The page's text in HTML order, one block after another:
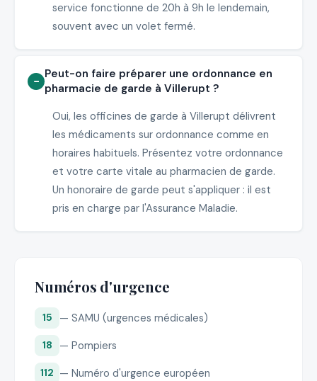
service fonctionne de 20h à 9h le lendemain,
souvent avec un volet fermé.
Peut-on faire préparer une ordonnance en
pharmacie de garde à Villerupt ?
Oui, les officines de garde à Villerupt délivrent
les médicaments sur ordonnance comme en
horaires habituels. Présentez votre ordonnance
et votre carte vitale au pharmacien de garde.
Un honoraire de garde peut s'appliquer : il est
pris en charge par l'Assurance Maladie.
Numéros d'urgence
15 — SAMU (urgences médicales)
18 — Pompiers
112 — Numéro d'urgence européen